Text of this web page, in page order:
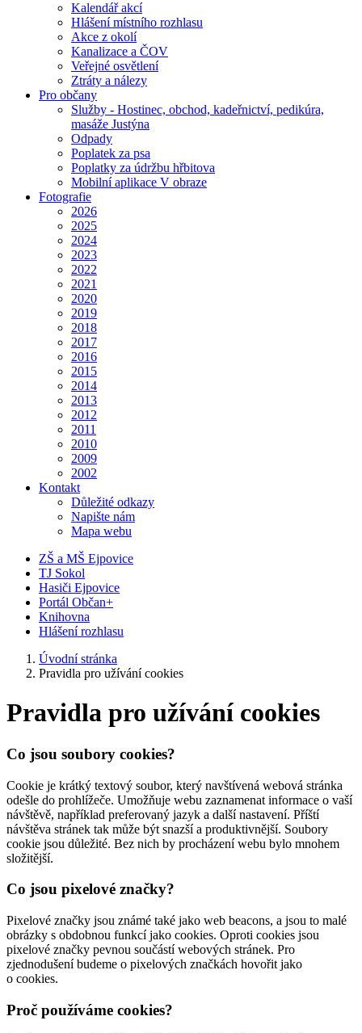
Kalendář akcí
Hlášení místního rozhlasu
Akce z okolí
Kanalizace a ČOV
Veřejné osvětlení
Ztráty a nálezy
Pro občany
Služby - Hostinec, obchod, kadeřnictví, pedikúra,
masáže Justýna
Odpady
Poplatek za psa
Poplatky za údržbu hřbitova
Mobilní aplikace V obraze
Fotografie
2026
2025
2024
2023
2022
2021
2020
2019
2018
2017
2016
2015
2014
2013
2012
2011
2010
2009
2002
Kontakt
Důležité odkazy
Napište nám
Mapa webu
ZŠ a MŠ Ejpovice
TJ Sokol
Hasiči Ejpovice
Portál Občan+
Knihovna
Hlášení rozhlasu
Úvodní stránka
Pravidla pro užívání cookies
Pravidla pro užívání cookies
Co jsou soubory cookies?
Cookie je krátký textový soubor, který navštívená webová stránka
odešle do prohlížeče. Umožňuje webu zaznamenat informace o vaší
návštěvě, například preferovaný jazyk a další nastavení. Příští
návštěva stránek tak může být snazší a produktivnější. Soubory
cookie jsou důležité. Bez nich by procházení webu bylo mnohem
složitější.
Co jsou pixelové značky?
Pixelové značky jsou známé také jako web beacons, a jsou to malé
obrázky s obdobnou funkcí jako cookies. Oproti cookies jsou
pixelové značky pevnou součástí webových stránek. Pro
zjednodušení budeme o pixelových značkách hovořit jako
o cookies.
Proč používáme cookies?